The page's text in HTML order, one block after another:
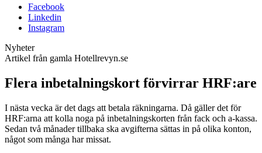
Facebook
Linkedin
Instagram
Nyheter
Artikel från gamla Hotellrevyn.se
Flera inbetalningskort förvirrar HRF:are
I nästa vecka är det dags att betala räkningarna. Då gäller det för
HRF:arna att kolla noga på inbetalningskorten från fack och a-kassa.
Sedan två månader tillbaka ska avgifterna sättas in på olika konton,
något som många har missat.